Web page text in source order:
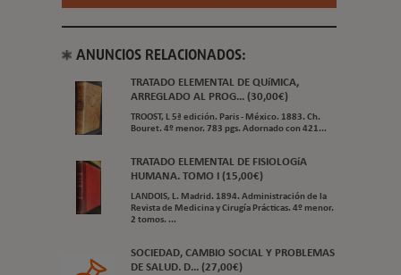
ANUNCIOS RELACIONADOS:
TRATADO ELEMENTAL DE QUíMICA,
ARREGLADO AL PROG... (30,00€)
TROOST, L 5ª edición. Paris - México. 1883. Ch.
Bouret. 4º menor. 783 pgs. Adornado con 421...
TRATADO ELEMENTAL DE FISIOLOGíA
HUMANA. TOMO I (15,00€)
LANDOIS, L. Madrid. 1894. Administración de la
Revista de Medicina y Cirugía Prácticas. 4º menor.
2 tomos. ...
SOCIEDAD, CAMBIO SOCIAL Y PROBLEMAS
DE SALUD. D... (27,00€)